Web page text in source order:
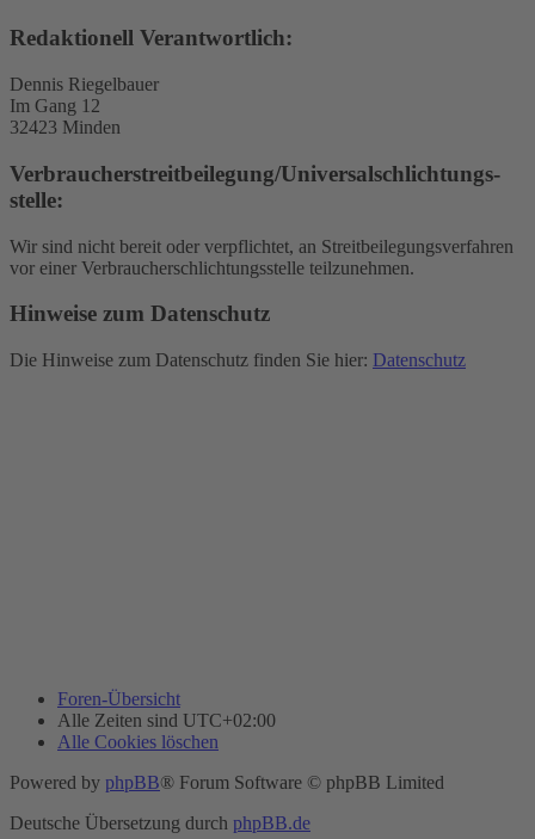
Redaktionell Verantwortlich:
Dennis Riegelbauer
Im Gang 12
32423 Minden
Verbraucher­streit­beilegung/Universal­schlichtungs­
stelle:
Wir sind nicht bereit oder verpflichtet, an Streitbeilegungsverfahren
vor einer Verbraucherschlichtungsstelle teilzunehmen.
Hinweise zum Datenschutz
Die Hinweise zum Datenschutz finden Sie hier: Datenschutz
Foren-Übersicht
Alle Zeiten sind UTC+02:00
Alle Cookies löschen
Powered by phpBB® Forum Software © phpBB Limited
Deutsche Übersetzung durch phpBB.de